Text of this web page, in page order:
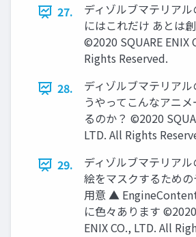
27.
ディゾルブマテリア
にはこれだけ あとは
©2020 SQUARE ENIX
Rights Reserved.
28.
ディゾルブマテリア
うやってこんなアニ
るのか？ ©2020
LTD. All Rights
29.
ディゾルブマテリア
絵をマスクするため
用意 ▲
に色々あります
ENIX CO., LTD. All